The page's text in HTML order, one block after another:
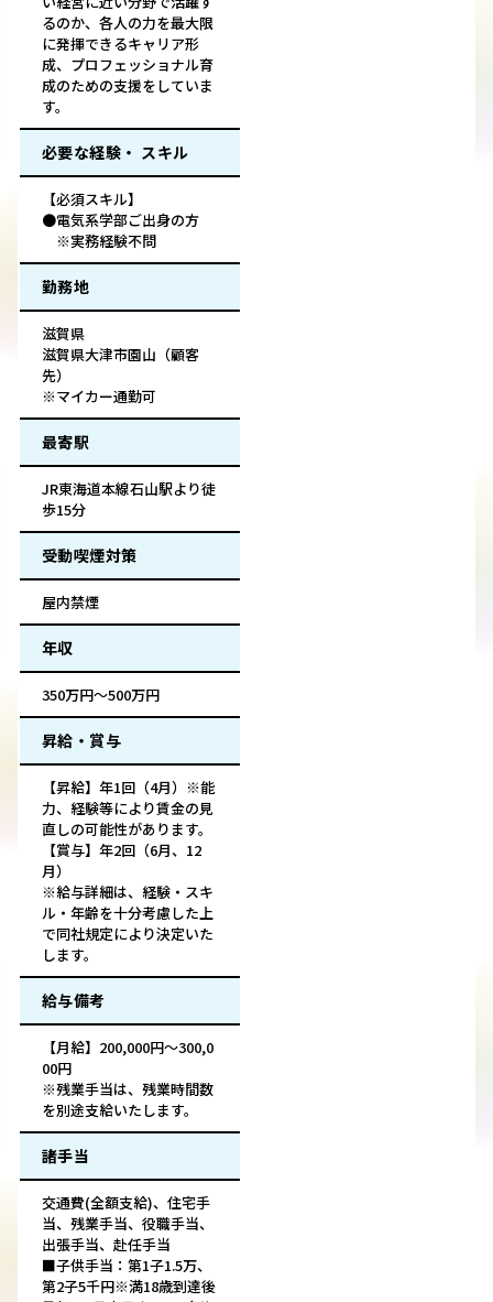
るのか、各人の力を最大限
に発揮できるキャリア形
成、プロフェッショナル育
成のための支援をしていま
す。
必要な経験・ スキル
【必須スキル】
●電気系学部ご出身の方
※実務経験不問
勤務地
滋賀県
滋賀県大津市園山（顧客
先）
※マイカー通勤可
最寄駅
JR東海道本線石山駅より徒
歩15分
受動喫煙対策
屋内禁煙
年収
350万円～500万円
昇給・賞与
【昇給】年1回（4月）※能
力、経験等により賃金の見
直しの可能性があります。
【賞与】年2回（6月、12
月）
※給与詳細は、経験・スキ
ル・年齢を十分考慮した上
で同社規定により決定いた
します。
給与備考
【月給】200,000円～300,0
00円
※残業手当は、残業時間数
を別途支給いたします。
諸手当
交通費(全額支給)、住宅手
当、残業手当、役職手当、
出張手当、赴任手当
■子供手当：第1子1.5万、
第2子5千円※満18歳到達後